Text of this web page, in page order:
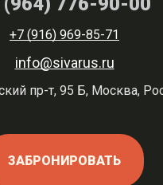
+7 (916) 969-85-71
info@sivarus.ru
пр-т, 95 Б, Москва,
ЗАБРОНИРОВАТЬ